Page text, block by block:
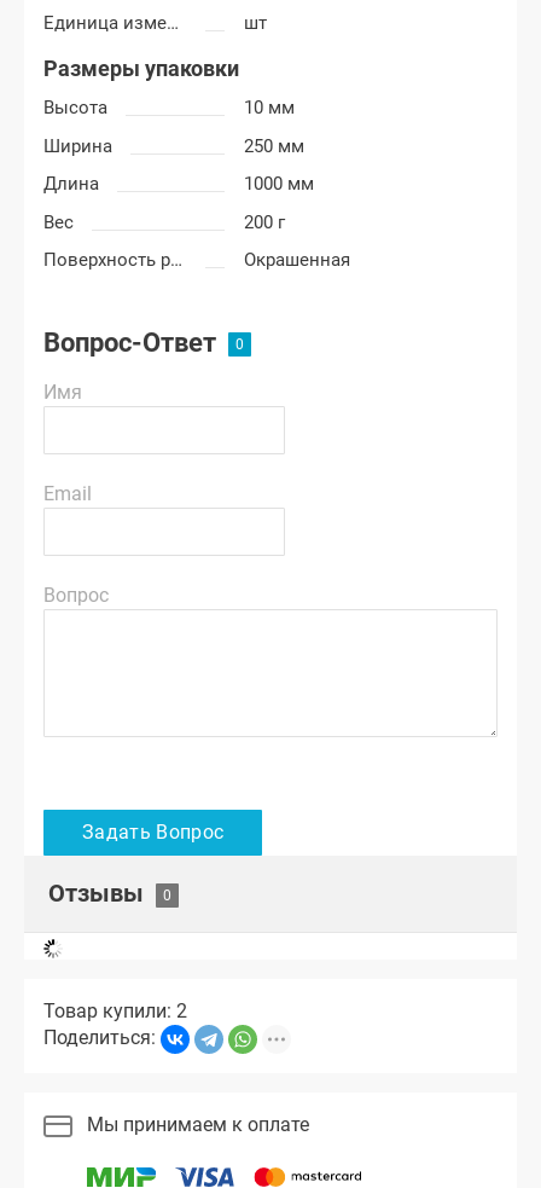
Единица измерения шт
Размеры упаковки
Высота
10 мм
Ширина
250 мм
Длина
1000 мм
Вес
200 г
Поверхность решетки
Окрашенная
Вопрос-Ответ
Имя
Email
Вопрос
Отзывы
Товар купили: 2
Поделиться:
Мы принимаем к оплате